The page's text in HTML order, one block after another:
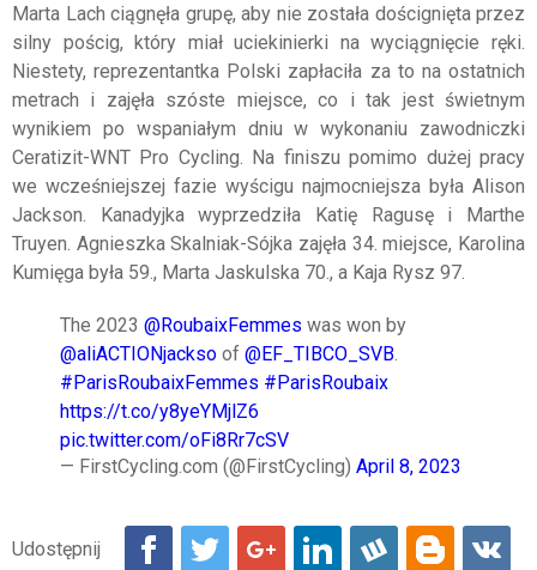
Marta Lach ciągnęła grupę, aby nie została doścignięta przez
silny pościg, który miał uciekinierki na wyciągnięcie ręki.
Niestety, reprezentantka Polski zapłaciła za to na ostatnich
metrach i zajęła szóste miejsce, co i tak jest świetnym
wynikiem po wspaniałym dniu w wykonaniu zawodniczki
Ceratizit-WNT Pro Cycling. Na finiszu pomimo dużej pracy
we wcześniejszej fazie wyścigu najmocniejsza była Alison
Jackson. Kanadyjka wyprzedziła Katię Ragusę i Marthe
Truyen. Agnieszka Skalniak-Sójka zajęła 34. miejsce, Karolina
Kumięga była 59., Marta Jaskulska 70., a Kaja Rysz 97.
The 2023 @RoubaixFemmes was won by
@aliACTIONjackso of @EF_TIBCO_SVB
#ParisRoubaixFemmes #ParisRoubaix
https://t.co/y8yeYMjlZ6
pic.twitter.com/oFi8Rr7cSV
— FirstCycling.com (@FirstCycling) April 8, 2023